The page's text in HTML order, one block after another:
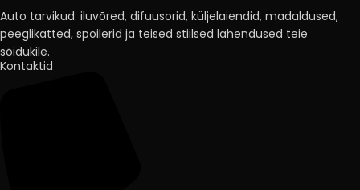
Auto tarvikud: iluvõred, difuusorid, küljelaiendid, madaldused,
peeglikatted, spoilerid ja teised stiilsed lahendused teie
sõidukile.
Kontaktid